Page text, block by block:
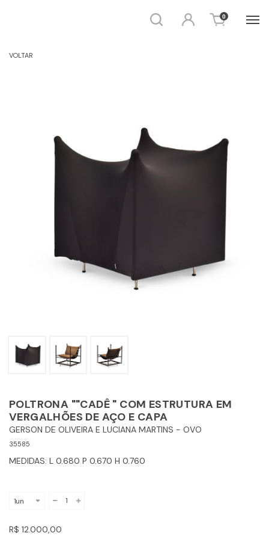
Busca Entrar 0
VOLTAR
POLTRONA ""CADÊ " COM ESTRUTURA EM
VERGALHÕES DE AÇO E CAPA
GERSON DE OLIVEIRA E LUCIANA MARTINS - OVO
35585
MEDIDAS: L 0.680 P 0.670 H 0.760
R$ 12.000,00